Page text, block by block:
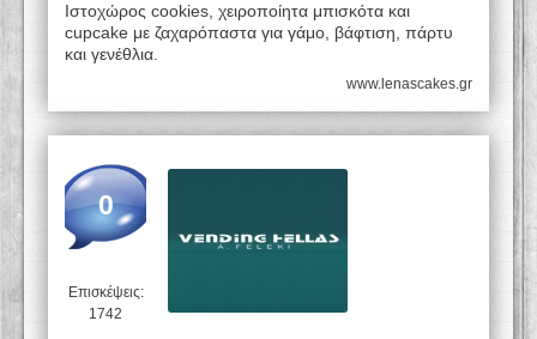
Ιστοχώρος cookies, χειροποίητα μπισκότα και
cupcake με ζαχαρόπαστα για γάμο, βάφτιση, πάρτυ
και γενέθλια.
www.lenascakes.gr
0
Επισκέψεις:
1742